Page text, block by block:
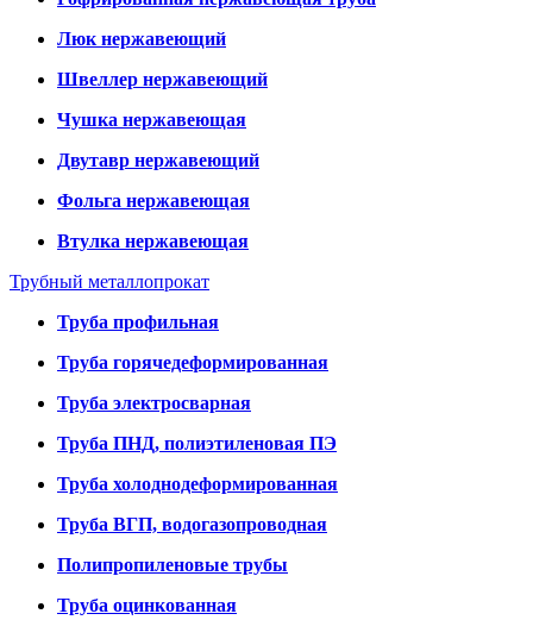
Люк нержавеющий
Швеллер нержавеющий
Чушка нержавеющая
Двутавр нержавеющий
Фольга нержавеющая
Втулка нержавеющая
Трубный металлопрокат
Труба профильная
Труба горячедеформированная
Труба электросварная
Труба ПНД, полиэтиленовая ПЭ
Труба холоднодеформированная
Труба ВГП, водогазопроводная
Полипропиленовые трубы
Труба оцинкованная